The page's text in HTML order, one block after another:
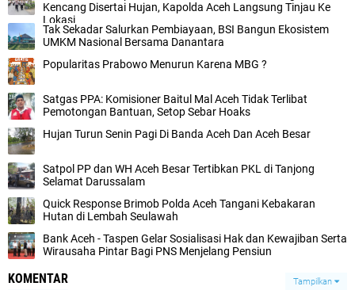
Kencang Disertai Hujan, Kapolda Aceh Langsung Tinjau Ke
Lokasi
Tak Sekadar Salurkan Pembiayaan, BSI Bangun Ekosistem
UMKM Nasional Bersama Danantara
Popularitas Prabowo Menurun Karena MBG ?
Satgas PPA: Komisioner Baitul Mal Aceh Tidak Terlibat
Pemotongan Bantuan, Setop Sebar Hoaks
Hujan Turun Senin Pagi Di Banda Aceh Dan Aceh Besar
Satpol PP dan WH Aceh Besar Tertibkan PKL di Tanjong
Selamat Darussalam
Quick Response Brimob Polda Aceh Tangani Kebakaran
Hutan di Lembah Seulawah
Bank Aceh - Taspen Gelar Sosialisasi Hak dan Kewajiban Serta
Wirausaha Pintar Bagi PNS Menjelang Pensiun
KOMENTAR Tampilkan